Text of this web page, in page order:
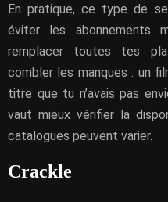
En pratique, ce type de
éviter les abonnements
remplacer toutes tes
combler les manques : un
titre que tu n’avais pas
vaut mieux vérifier la
catalogues peuvent varier.
Crackle